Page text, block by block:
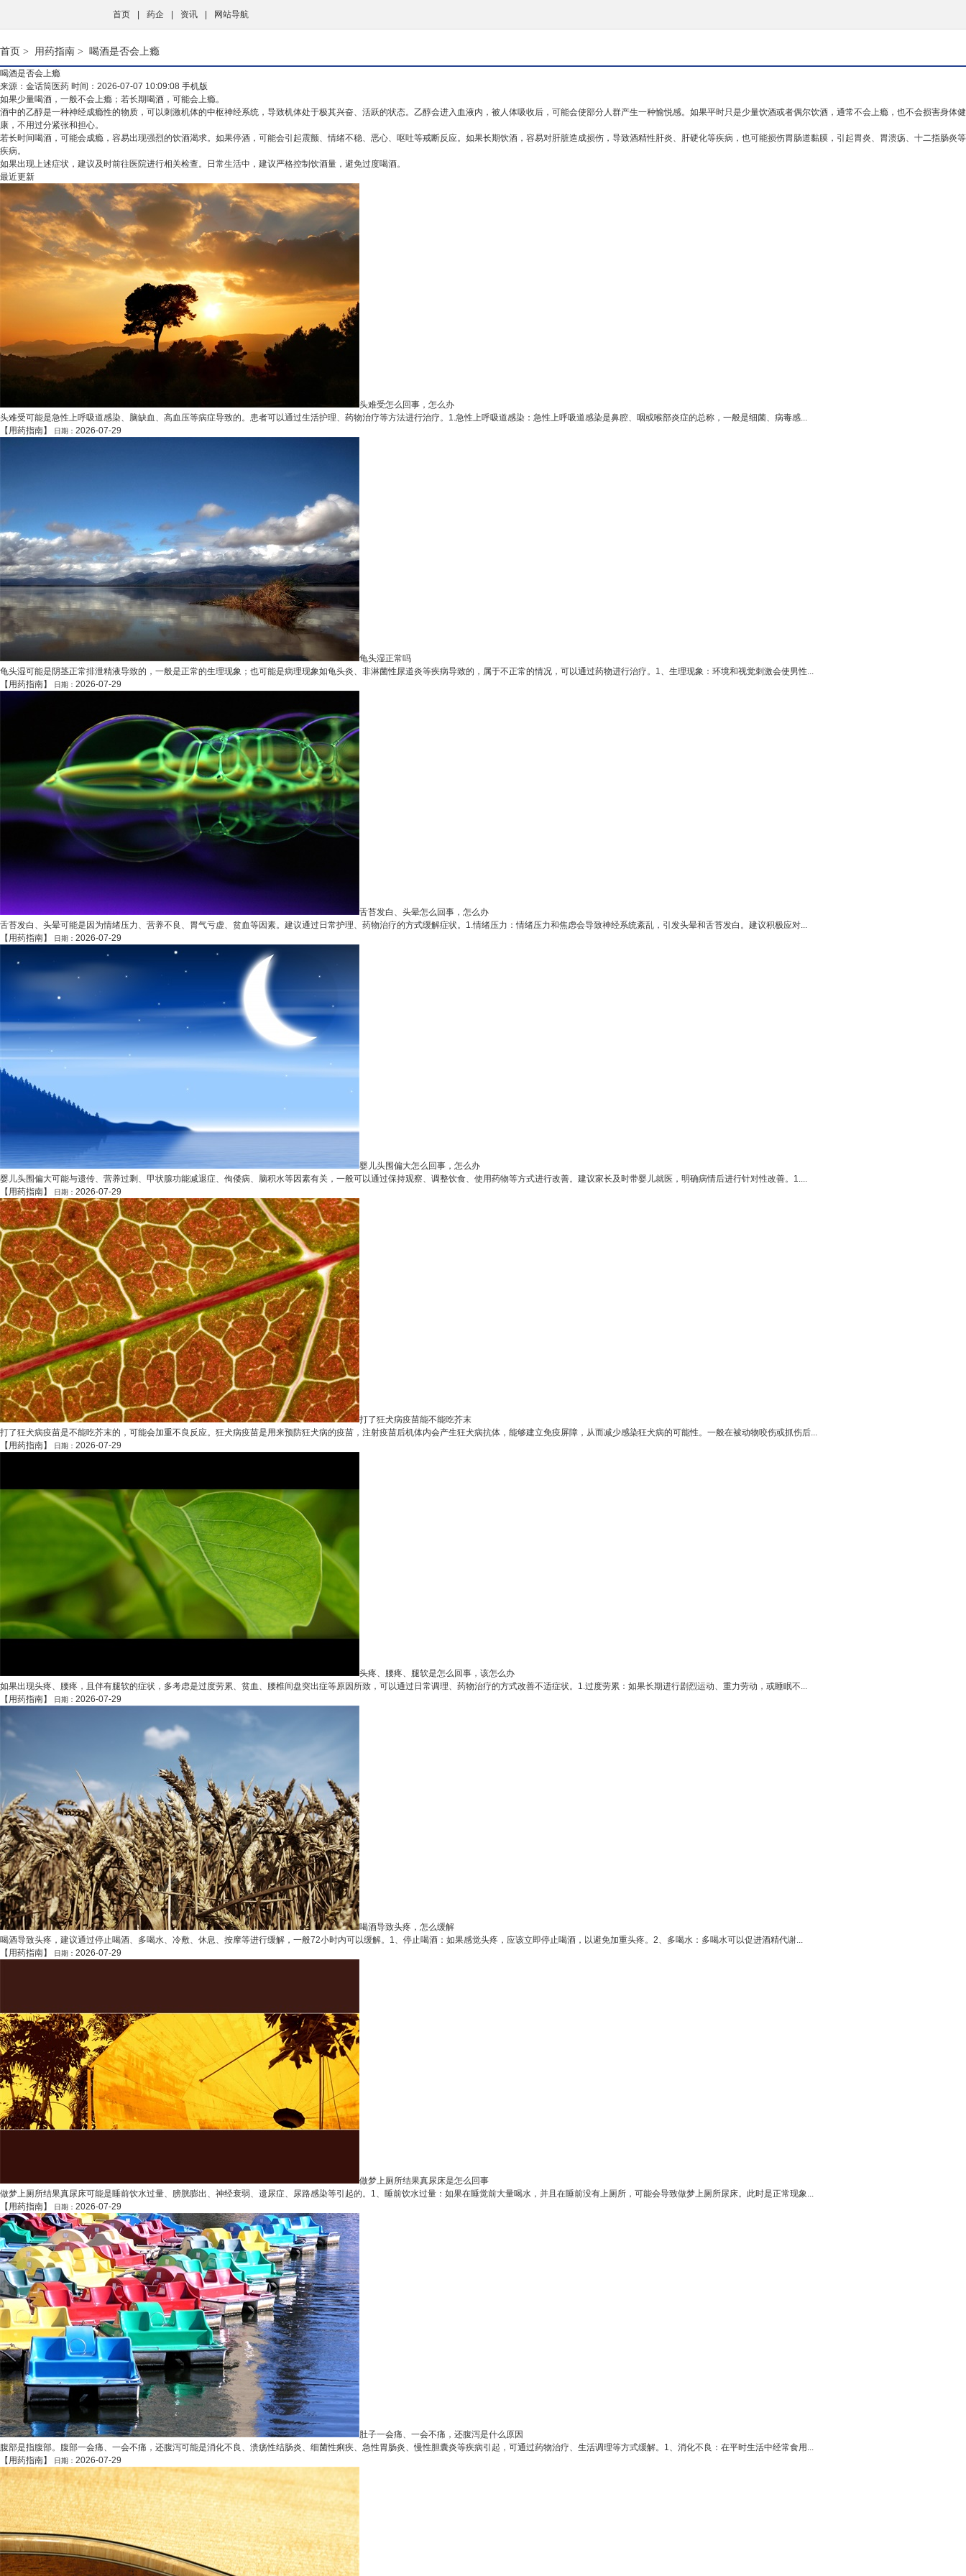
首页 药企 资讯 网站导航
首页 > 用药指南 > 喝酒是否会上瘾
喝酒是否会上瘾
来源：金话筒医药 时间：2026-07-07 10:09:08 手机版
如果少量喝酒，一般不会上瘾；若长期喝酒，可能会上瘾。
酒中的乙醇是一种神经成瘾性的物质，可以刺激机体的中枢神经系统，导致机体处于极其兴奋、活跃的状态。乙醇会进入血液内，被人体吸收后，可能会使部分人群产生一种愉悦感。如果平时只是少量饮酒或者偶尔饮酒，通常不会上瘾，也不会损害身体健
康，不用过分紧张和担心。
若长时间喝酒，可能会成瘾，容易出现强烈的饮酒渴求。如果停酒，可能会引起震颤、情绪不稳、恶心、呕吐等戒断反应。如果长期饮酒，容易对肝脏造成损伤，导致酒精性肝炎、肝硬化等疾病，也可能损伤胃肠道黏膜，引起胃炎、胃溃疡、 十二指肠炎等
疾病。
如果出现上述症状，建议及时前往医院进行相关检查。日常生活中，建议严格控制饮酒量，避免过度喝酒。
最近更新
头难受怎么回事，怎么办
头难受可能是急性上呼吸道感染、脑缺血、高血压等病症导致的。患者可以通过生活护理、药物治疗等方法进行治疗。1.急性上呼吸道感染：急性上呼吸道感染是鼻腔、咽或喉部炎症的总称，一般是细菌、病毒感...
【 用药指南】 日期： 2026-07-29
龟头湿正常吗
龟头湿可能是阴茎正常排泄精液导致的，一般是正常的生理现象；也可能是病理现象如龟头炎、非淋菌性尿道炎等疾病导致的，属于不正常的情况，可以通过药物进行治疗。1、生理现象：环境和视觉刺激会使男性...
【 用药指南】 日期： 2026-07-29
舌苔发白、头晕怎么回事，怎么办
舌苔发白、头晕可能是因为情绪压力、营养不良、胃气亏虚、贫血等因素。建议通过日常护理、药物治疗的方式缓解症状。1.情绪压力：情绪压力和焦虑会导致神经系统紊乱，引发头晕和舌苔发白。建议积极应对...
【 用药指南】 日期： 2026-07-29
婴儿头围偏大怎么回事，怎么办
婴儿头围偏大可能与遗传、营养过剩、甲状腺功能减退症、佝偻病、脑积水等因素有关，一般可以通过保持观察、调整饮食、使用药物等方式进行改善。建议家长及时带婴儿就医，明确病情后进行针对性改善。1....
【 用药指南】 日期： 2026-07-29
打了狂犬病疫苗能不能吃芥末
打了狂犬病疫苗是不能吃芥末的，可能会加重不良反应。狂犬病疫苗是用来预防狂犬病的疫苗，注射疫苗后机体内会产生狂犬病抗体，能够建立免疫屏障，从而减少感染狂犬病的可能性。一般在被动物咬伤或抓伤后...
【 用药指南】 日期： 2026-07-29
头疼、腰疼、腿软是怎么回事，该怎么办
如果出现头疼、腰疼，且伴有腿软的症状，多考虑是过度劳累、贫血、腰椎间盘突出症等原因所致，可以通过日常调理、药物治疗的方式改善不适症状。1.过度劳累：如果长期进行剧烈运动、重力劳动，或睡眠不...
【 用药指南】 日期： 2026-07-29
喝酒导致头疼，怎么缓解
喝酒导致头疼，建议通过停止喝酒、多喝水、冷敷、休息、按摩等进行缓解，一般72小时内可以缓解。1、停止喝酒：如果感觉头疼，应该立即停止喝酒，以避免加重头疼。2、多喝水：多喝水可以促进酒精代谢...
【 用药指南】 日期： 2026-07-29
做梦上厕所结果真尿床是怎么回事
做梦上厕所结果真尿床可能是睡前饮水过量、膀胱膨出、神经衰弱、遗尿症、尿路感染等引起的。1、睡前饮水过量：如果在睡觉前大量喝水，并且在睡前没有上厕所，可能会导致做梦上厕所尿床。此时是正常现象...
【 用药指南】 日期： 2026-07-29
肚子一会痛、一会不痛，还腹泻是什么原因
腹部是指腹部。腹部一会痛、一会不痛，还腹泻可能是消化不良、溃疡性结肠炎、细菌性痢疾、急性胃肠炎、慢性胆囊炎等疾病引起，可通过药物治疗、生活调理等方式缓解。1、消化不良：在平时生活中经常食用...
【 用药指南】 日期： 2026-07-29